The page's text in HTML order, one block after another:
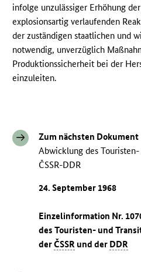
infolge unzulässiger Erhöhung
explosionsartig verlaufenden
der zuständigen staatlichen und
notwendig, unverzüglich
Produktionssicherheit bei der
einzuleiten.
Zum nächsten Dokument
Abwicklung des
ČSSR-DDR
24. September 1968
Einzelinformation Nr.
des Touristen- und
derČSSR und der DDR